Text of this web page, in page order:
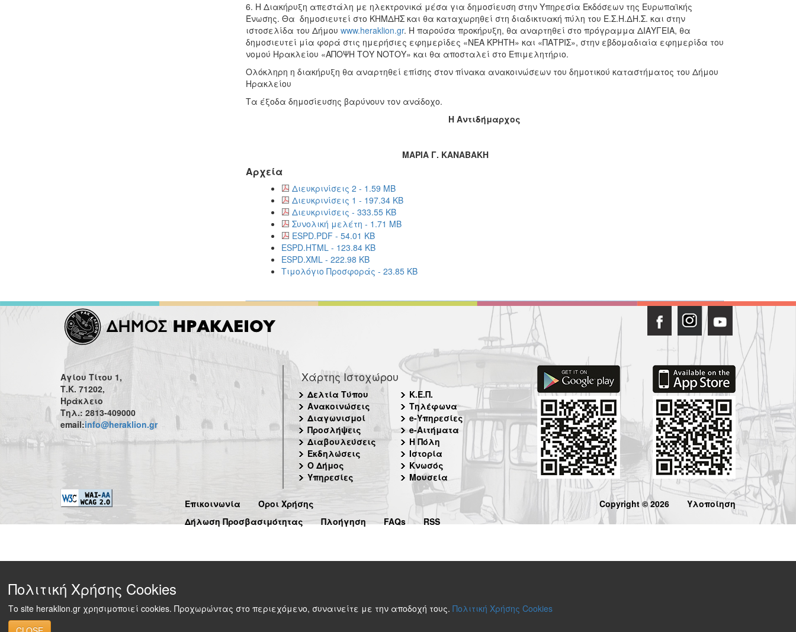
6. Η Διακήρυξη απεστάλη με ηλεκτρονικά μέσα για δημοσίευση στην Υπηρεσία Εκδόσεων της Ευρωπαϊκής
Ένωσης. Θα δημοσιευτεί στο ΚΗΜΔΗΣ και θα καταχωρηθεί στη διαδικτυακή πύλη του Ε.Σ.Η.ΔΗ.Σ. και στην
ιστοσελίδα του Δήμου www.heraklion.gr. Η παρούσα προκήρυξη, θα αναρτηθεί στο πρόγραμμα ΔΙΑΥΓΕΙΑ, θα
δημοσιευτεί μία φορά στις ημερήσιες εφημερίδες «ΝΕΑ ΚΡΗΤΗ» και «ΠΑΤΡΙΣ», στην εβδομαδιαία εφημερίδα του
νομού Ηρακλείου «ΑΠΟΨΗ ΤΟΥ ΝΟΤΟΥ» και θα αποσταλεί στο Επιμελητήριο.
Ολόκληρη η διακήρυξη θα αναρτηθεί επίσης στον πίνακα ανακοινώσεων του δημοτικού καταστήματος του Δήμου
Ηρακλείου
Τα έξοδα δημοσίευσης βαρύνουν τον ανάδοχο.
Η Αντιδήμαρχος
ΜΑΡΙΑ Γ. ΚΑΝΑΒΑΚΗ
Αρχεία
Διευκρινίσεις 2 - 1.59 MB
Διευκρινίσεις 1 - 197.34 KB
Διευκρινίσεις - 333.55 KB
Συνολική μελέτη - 1.71 MB
ESPD.PDF - 54.01 KB
ESPD.HTML - 123.84 KB
ESPD.XML - 222.98 KB
Τιμολόγιο Προσφοράς - 23.85 KB
Αγίου Τίτου 1,
Τ.Κ. 71202,
Ηράκλειο
Τηλ.: 2813-409000
email:info@heraklion.gr
Χάρτης Ιστοχώρου
Δελτία Τύπου
Ανακοινώσεις
Διαγωνισμοί
Προσλήψεις
Διαβουλεύσεις
Εκδηλώσεις
Ο Δήμος
Υπηρεσίες
Κ.Ε.Π.
Τηλέφωνα
e-Υπηρεσίες
e-Αιτήματα
Η Πόλη
Ιστορία
Κνωσός
Μουσεία
Επικοινωνία
Όροι Χρήσης
Δήλωση Προσβασιμότητας
Πλοήγηση FAQs RSS
Copyright © 2026 Υλοποίηση
Πολιτική Χρήσης Cookies
Το site heraklion.gr χρησιμοποιεί cookies. Προχωρώντας στο περιεχόμενο, συναινείτε με την αποδοχή τους. Πολιτική Χρήσης Cookies